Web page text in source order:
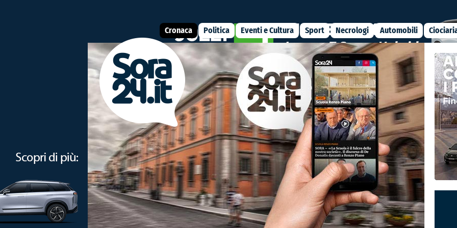
Cronaca Politica Eventi e Cultura Sport Necrologi Automobili